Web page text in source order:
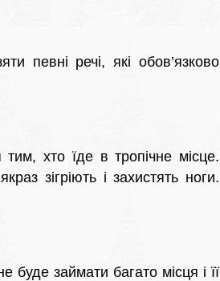
певні речі, які обов’язково
хто їде в тропічне місце.
зігріють і захистять ноги.
буде займати багато місця і її